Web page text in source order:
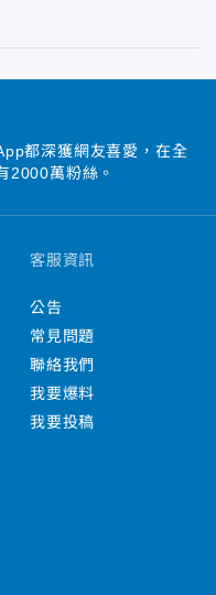
都深獲網友喜愛，在全
2000萬粉絲。
客服資訊
公告
常見問題
聯絡我們
我要爆料
我要投稿